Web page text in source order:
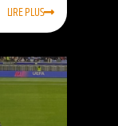
LIRE PLUS